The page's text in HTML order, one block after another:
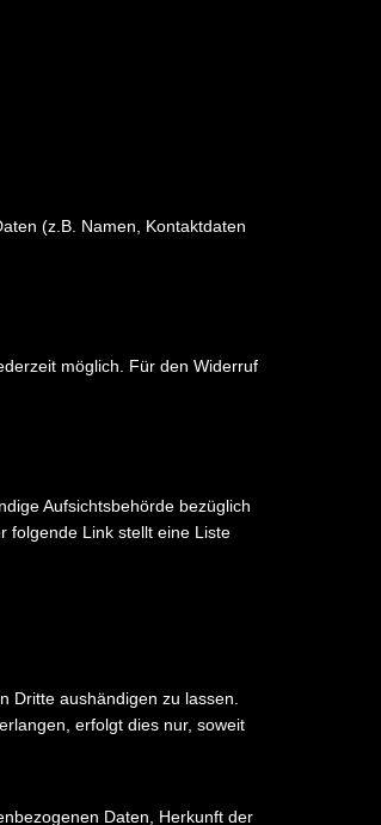
(z.B. Namen, Kontaktdaten
möglich. Für den Widerruf
Aufsichtsbehörde bezüglich
folgende Link stellt eine Liste
Dritte aushändigen zu lassen.
erfolgt dies nur, soweit
Daten, Herkunft der